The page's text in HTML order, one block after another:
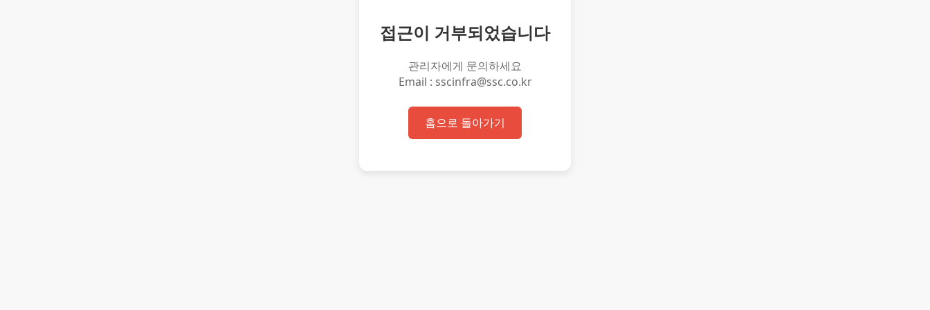
접근이 거부되었습니다
관리자에게 문의하세요
Email : sscinfra@ssc.co.kr
홈으로 돌아가기